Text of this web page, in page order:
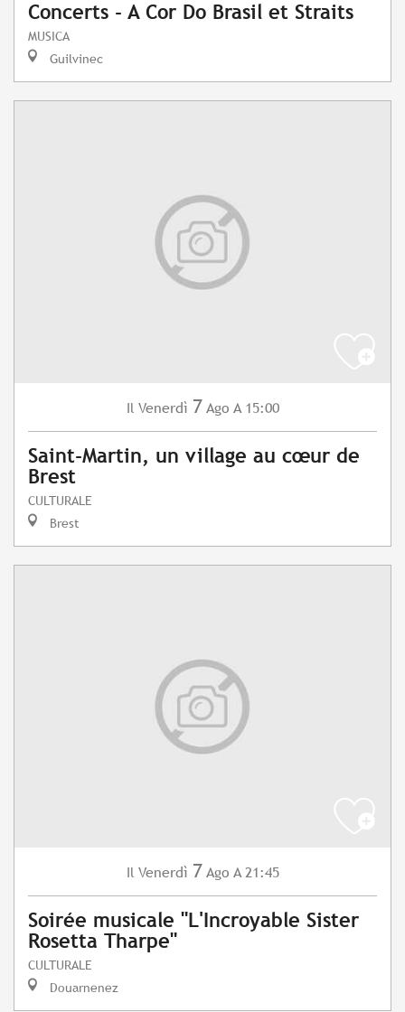
Concerts - A Cor Do Brasil et Straits
MUSICA
Guilvinec
Il Venerdì 7 Ago A 15:00
Saint-Martin, un village au cœur de
Brest
CULTURALE
Brest
Il Venerdì 7 Ago A 21:45
Soirée musicale "L'Incroyable Sister
Rosetta Tharpe"
CULTURALE
Douarnenez